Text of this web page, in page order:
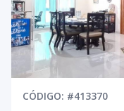
CÓDIGO: #413370